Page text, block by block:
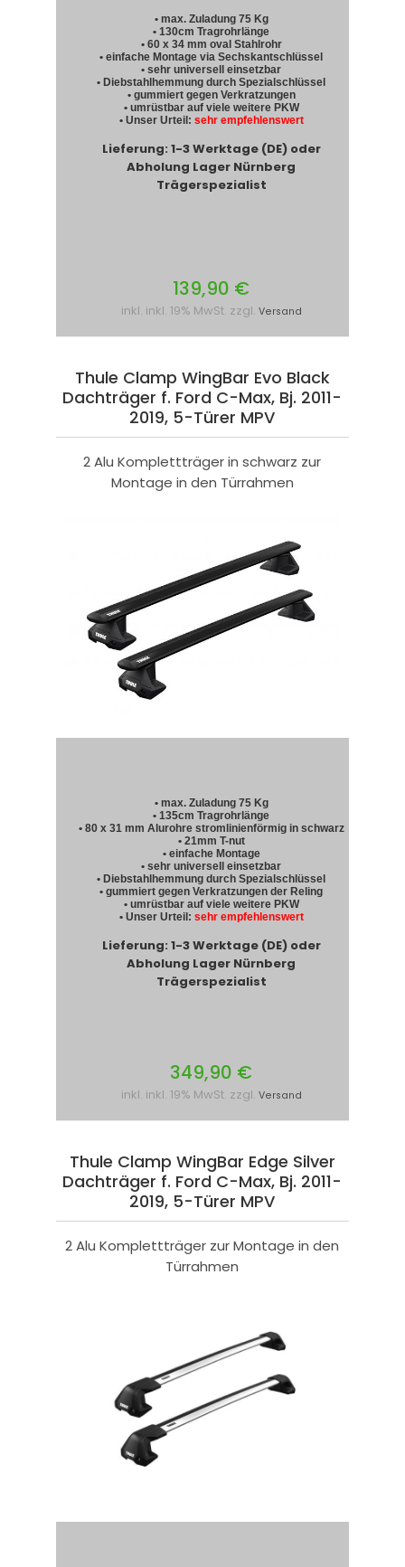
• max. Zuladung 75 Kg
• 130cm Tragrohrlänge
• 60 x 34 mm oval Stahlrohr
• einfache Montage via Sechskantschlüssel
• sehr universell einsetzbar
• Diebstahlhemmung durch Spezialschlüssel
• gummiert gegen Verkratzungen
• umrüstbar auf viele weitere PKW
• Unser Urteil: sehr empfehlenswert
Lieferung: 1-3 Werktage (DE) oder
Abholung Lager Nürnberg
Trägerspezialist
139,90 €
inkl. inkl. 19% MwSt. zzgl. Versand
Thule Clamp WingBar Evo Black
Dachträger f. Ford C-Max, Bj. 2011-
2019, 5-Türer MPV
2 Alu Komplettträger in schwarz zur
Montage in den Türrahmen
• max. Zuladung 75 Kg
• 135cm Tragrohrlänge
• 80 x 31 mm Alurohre stromlinienförmig in schwarz
• 21mm T-nut
• einfache Montage
• sehr universell einsetzbar
• Diebstahlhemmung durch Spezialschlüssel
• gummiert gegen Verkratzungen der Reling
• umrüstbar auf viele weitere PKW
• Unser Urteil: sehr empfehlenswert
Lieferung: 1-3 Werktage (DE) oder
Abholung Lager Nürnberg
Trägerspezialist
349,90 €
inkl. inkl. 19% MwSt. zzgl. Versand
Thule Clamp WingBar Edge Silver
Dachträger f. Ford C-Max, Bj. 2011-
2019, 5-Türer MPV
2 Alu Komplettträger zur Montage in den
Türrahmen